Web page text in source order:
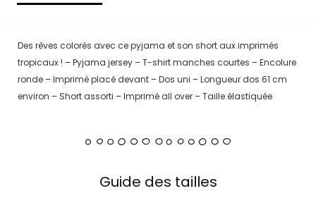
Des rêves colorés avec ce pyjama et son short aux imprimés
tropicaux ! – Pyjama jersey – T-shirt manches courtes – Encolure
ronde – Imprimé placé devant – Dos uni – Longueur dos 61 cm
environ – Short assorti – Imprimé all over – Taille élastiquée
Guide des tailles